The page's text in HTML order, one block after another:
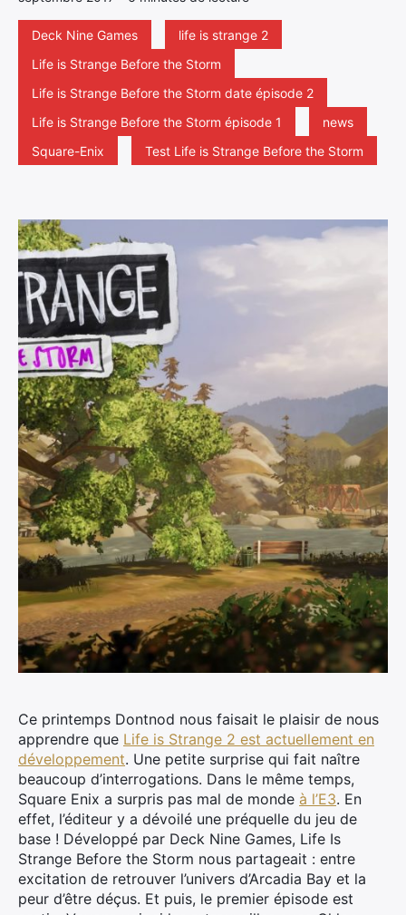
Deck Nine Games
life is strange 2
Life is Strange Before the Storm
Life is Strange Before the Storm date épisode 2
Life is Strange Before the Storm épisode 1
news
Square-Enix
Test Life is Strange Before the Storm
Ce printemps Dontnod nous faisait le plaisir de nous
apprendre que Life is Strange 2 est actuellement en
développement. Une petite surprise qui fait naître
beaucoup d’interrogations. Dans le même temps,
Square Enix a surpris pas mal de monde à l’E3. En
effet, l’éditeur y a dévoilé une préquelle du jeu de
base ! Développé par Deck Nine Games, Life Is
Strange Before the Storm nous partageait : entre
excitation de retrouver l’univers d’Arcadia Bay et la
peur d’être déçus. Et puis, le premier épisode est